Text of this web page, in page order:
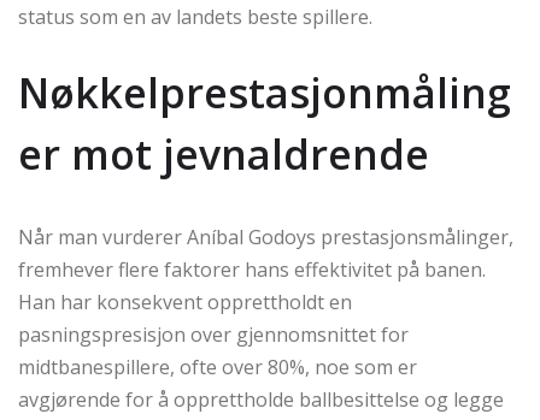
status som en av landets beste spillere.
Nøkkelprestasjonmåling
er mot jevnaldrende
Når man vurderer Aníbal Godoys prestasjonsmålinger,
fremhever flere faktorer hans effektivitet på banen.
Han har konsekvent opprettholdt en
pasningspresisjon over gjennomsnittet for
midtbanespillere, ofte over 80%, noe som er
avgjørende for å opprettholde ballbesittelse og legge